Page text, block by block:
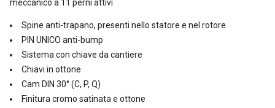
meccanico a 11 perni attivi
Spine anti-trapano, presenti nello statore e nel rotore
PIN UNICO anti-bump
Sistema con chiave da cantiere
Chiavi in ottone
Cam DIN 30° (C, P, Q)
Finitura cromo satinata e ottone